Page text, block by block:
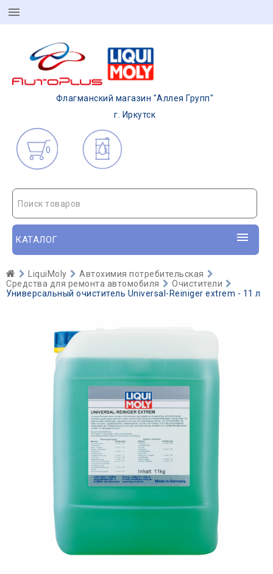
Флагманский магазин "Аллея Групп"
г. Иркутск
0
Поиск товаров
КАТАЛОГ
LiquiMoly
Автохимия потребительская
Средства для ремонта автомобиля
Очистители
Универсальный очиститель Universal-Reiniger extrem - 11 л